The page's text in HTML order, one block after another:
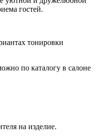
гостей.
тонировки
по каталогу в салоне
на изделие.